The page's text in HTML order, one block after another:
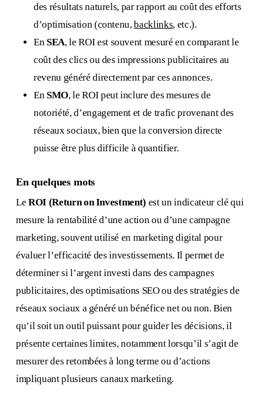
des résultats naturels, par rapport au coût des efforts
d’optimisation (contenu,backlinks, etc.).
En SEA, le ROI est souvent mesuré en comparant le
coût des clics ou des impressions publicitaires au
revenu généré directement par ces annonces.
En SMO, le ROI peut inclure des mesures de
notoriété, d’engagement et de trafic provenant des
réseaux sociaux, bien que la conversion directe
puisse être plus difficile à quantifier.
En quelques mots
Le ROI (Return on Investment) est un indicateur clé qui
mesure la rentabilité d’une action ou d’une campagne
marketing, souvent utilisé en marketing digital pour
évaluer l’efficacité des investissements. Il permet de
déterminer si l’argent investi dans des campagnes
publicitaires, des optimisations SEO ou des stratégies de
réseaux sociaux a généré un bénéfice net ou non. Bien
qu’il soit un outil puissant pour guider les décisions, il
présente certaines limites, notamment lorsqu’il s’agit de
mesurer des retombées à long terme ou d’actions
impliquant plusieurs canaux marketing.